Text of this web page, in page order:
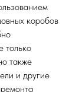
коробов
только
также
и другие